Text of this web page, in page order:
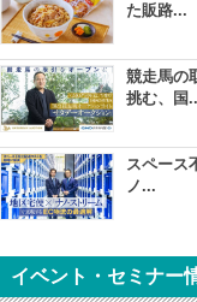
た販路...
競走馬の
挑む、国
スペース
ノ...
イベント・セミナー